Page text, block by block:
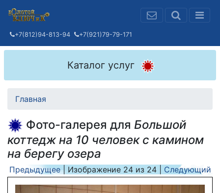
+7(812)94-813-94 +7(921)79-79-171
Каталог услуг
Главная
Фото-галерея для Большой
коттедж на 10 человек с камином
на берегу озера
Предыдущее| Изображение 24из 24| Следующий